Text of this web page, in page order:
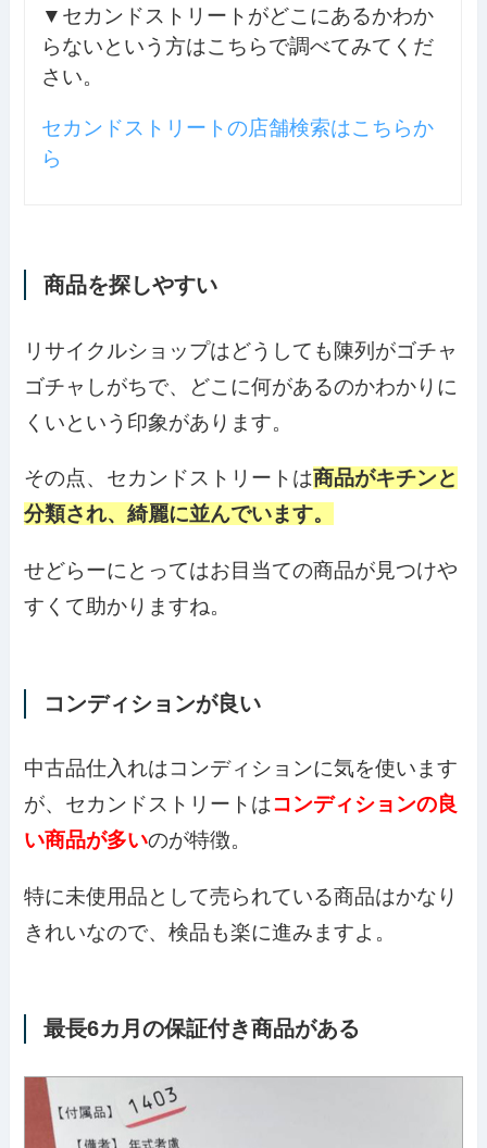
▼セカンドストリートがどこにあるかわか
らないという方はこちらで調べてみてくだ
さい。
セカンドストリートの店舗検索はこちらか
ら
商品を探しやすい
リサイクルショップはどうしても陳列がゴチャ
ゴチャしがちで、どこに何があるのかわかりに
くいという印象があります。
その点、セカンドストリートは商品がキチンと
分類され、綺麗に並んでいます。
せどらーにとってはお目当ての商品が見つけや
すくて助かりますね。
コンディションが良い
中古品仕入れはコンディションに気を使います
が、セカンドストリートはコンディションの良
い商品が多いのが特徴。
特に未使用品として売られている商品はかなり
きれいなので、検品も楽に進みますよ。
最長6カ月の保証付き商品がある